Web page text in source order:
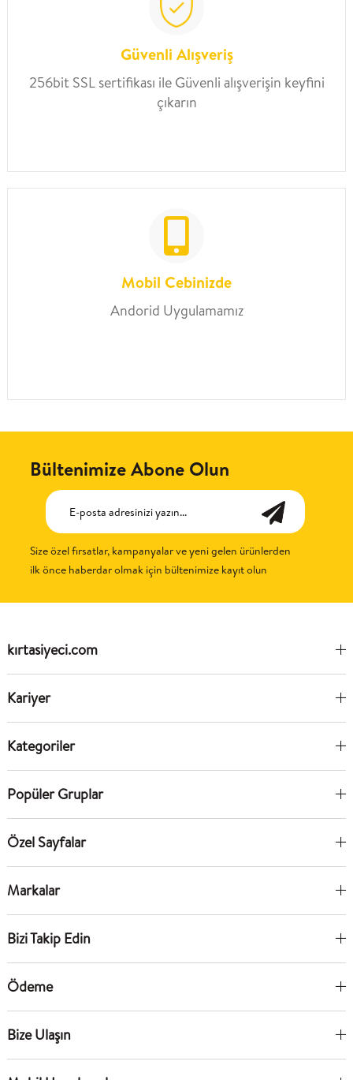
Güvenli Alışveriş
256bit SSL sertifikası ile Güvenli alışverişin keyfini
çıkarın
Mobil Cebinizde
Andorid Uygulamamız
Bültenimize Abone Olun
Size özel fırsatlar, kampanyalar ve yeni gelen ürünlerden
ilk önce haberdar olmak için bültenimize kayıt olun
kırtasiyeci.com
Kariyer
Kategoriler
Popüler Gruplar
Özel Sayfalar
Markalar
Bizi Takip Edin
Ödeme
Bize Ulaşın